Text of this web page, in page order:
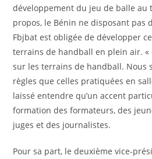
développement du jeu de balle au
propos, le Bénin ne disposant pas
Fbjbat est obligée de développer
terrains de handball en plein air. «
sur les terrains de handball. Nous
règles que celles pratiquées en
laissé entendre qu’un accent
formation des formateurs, des
juges et des journalistes.
Pour sa part, le deuxième vice-